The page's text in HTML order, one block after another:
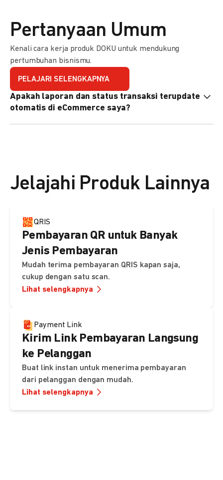
Pertanyaan Umum
Kenali cara kerja produk DOKU untuk mendukung
pertumbuhan bisnismu.
PELAJARI SELENGKAPNYA
Apakah laporan dan status transaksi terupdate
otomatis di eCommerce saya?
Jelajahi Produk Lainnya
QRIS
Pembayaran QR untuk Banyak
Jenis Pembayaran
Mudah terima pembayaran QRIS kapan saja,
cukup dengan satu scan.
Lihat selengkapnya
Payment Link
Kirim Link Pembayaran Langsung
ke Pelanggan
Buat link instan untuk menerima pembayaran
dari pelanggan dengan mudah.
Lihat selengkapnya